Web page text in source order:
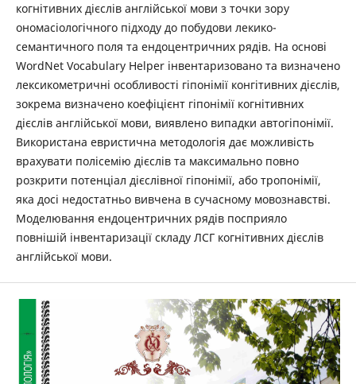
когнітивних дієслів англійської мови з точки зору
ономасіологічного підходу до побудови лекико-
семантичного поля та ендоцентричних рядів. На основі
WordNet Vocabulary Helper інвентаризовано та визначено
лексикометричні особливості гіпонімії конгітивних дієслів,
зокрема визначено коефіцієнт гіпонімії когнітивних
дієслів англійської мови, виявлено випадки автогіпонімії.
Використана евристична методологія дає можливість
врахувати полісемію дієслів та максимально повно
розкрити потенціал дієслівної гіпонімії, або тропонімії,
яка досі недостатньо вивчена в сучасному мовознавстві.
Моделювання ендоцентричних рядів посприяло
повнішій інвентаризації складу ЛСГ когнітивних дієслів
англійської мови.